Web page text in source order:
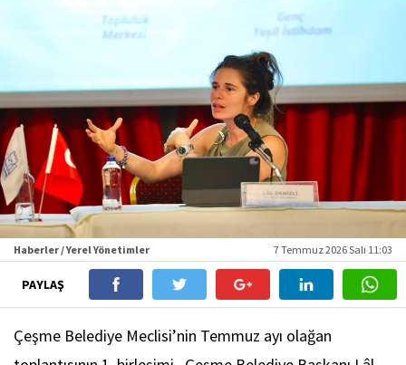
Haberler / Yerel Yönetimler 7 Temmuz 2026 Salı 11:03
PAYLAŞ
Çeşme Belediye Meclisi’nin Temmuz ayı olağan